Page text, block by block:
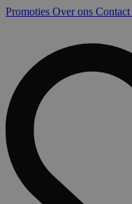
Promoties Over ons Contact